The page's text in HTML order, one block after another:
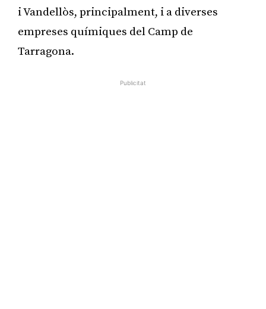
i Vandellòs, principalment, i a diverses
empreses químiques del Camp de
Tarragona.
Publicitat